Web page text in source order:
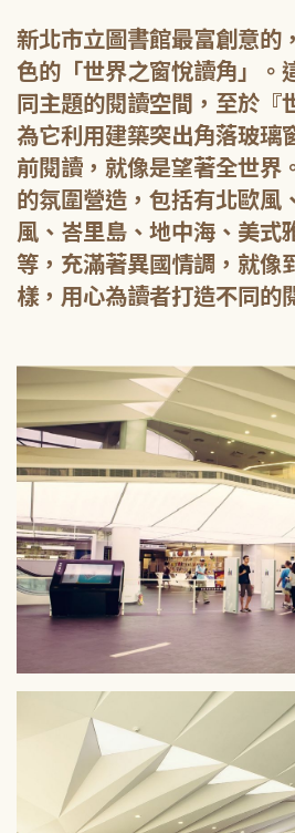
新北市立圖書館最富創意的
色的「世界之窗悅讀角」。
同主題的閱讀空間，至於『
為它利用建築突出角落玻璃
前閱讀，就像是望著全世界
的氛圍營造，包括有北歐風
風、峇里島、地中海、美式
等，充滿著異國情調，就像
樣，用心為讀者打造不同的